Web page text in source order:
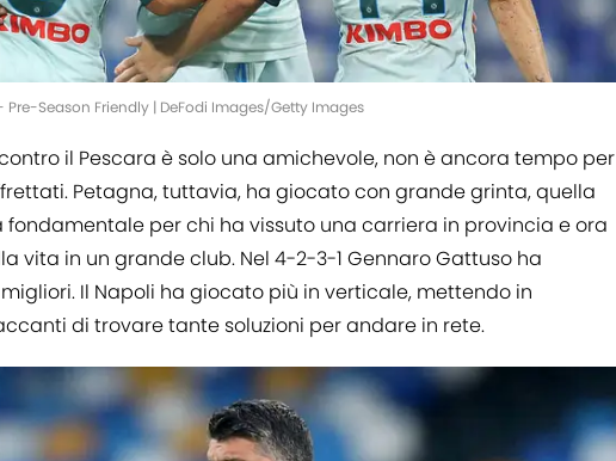
Pre-Season Friendly | DeFodi Images/Getty Images
il Pescara è solo una amichevole, non è ancora tempo per
Petagna, tuttavia, ha giocato con grande grinta, quella
per chi ha vissuto una carriera in provincia e ora
vita in un grande club. Nel 4-2-3-1 Gennaro Gattuso ha
Il Napoli ha giocato più in verticale, mettendo in
di trovare tante soluzioni per andare in rete.